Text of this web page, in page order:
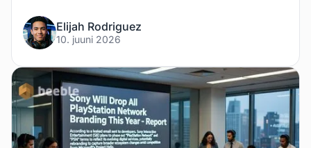
Elijah Rodriguez
10. juuni 2026